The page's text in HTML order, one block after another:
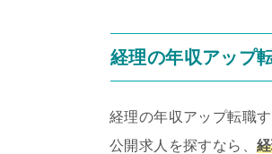
経理の年収アップ
経理の年収アップ転職
公開求人を探すなら、